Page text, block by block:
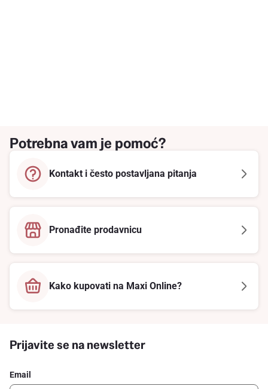
Potrebna vam je pomoć?
Kontakt i često postavljana pitanja
Pronađite prodavnicu
Kako kupovati na Maxi Online?
Prijavite se na newsletter
Email